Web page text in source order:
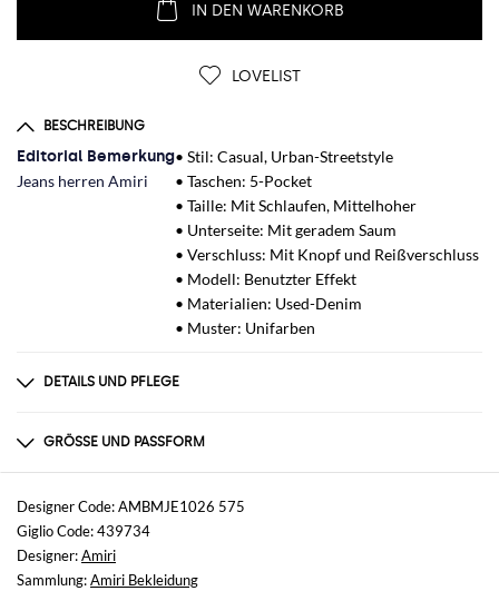
IN DEN WARENKORB
LOVELIST
BESCHREIBUNG
Editorial Bemerkung
Jeans herren Amiri
• Stil: Casual, Urban-Streetstyle
• Taschen: 5-Pocket
• Taille: Mit Schlaufen, Mittelhoher
• Unterseite: Mit geradem Saum
• Verschluss: Mit Knopf und Reißverschluss
• Modell: Benutzter Effekt
• Materialien: Used-Denim
• Muster: Unifarben
DETAILS UND PFLEGE
100% COTTON REPAIR: ULTRASUEDE
GRÖSSE UND PASSFORM
Größen
nicht verfügbar
Größe und Passform
Ausgestellt
Designer Code: AMBMJE1026 575
Giglio Code: 439734
Designer:Amiri
Sammlung:Amiri Bekleidung